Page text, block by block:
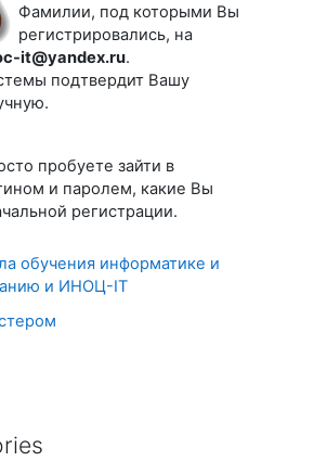
Фамилии, под которыми Вы
регистрировались, на
it@yandex.ru.
подтвердит Вашу
пробуете зайти в
и паролем, какие Вы
регистрации.
обучения информатике и
и ИНОЦ-IT
Page
Page